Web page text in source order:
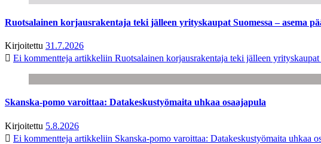
Ruotsalainen korjausrakentaja teki jälleen yrityskaupat Suomessa – asema
Kirjoitettu 31.7.2026
Ei kommentteja artikkeliin Ruotsalainen korjausrakentaja teki jälleen
Skanska-pomo varoittaa: Datakeskustyömaita uhkaa osaajapula
Kirjoitettu 5.8.2026
Ei kommentteja artikkeliin Skanska-pomo varoittaa: Datakeskustyömaita uhkaa